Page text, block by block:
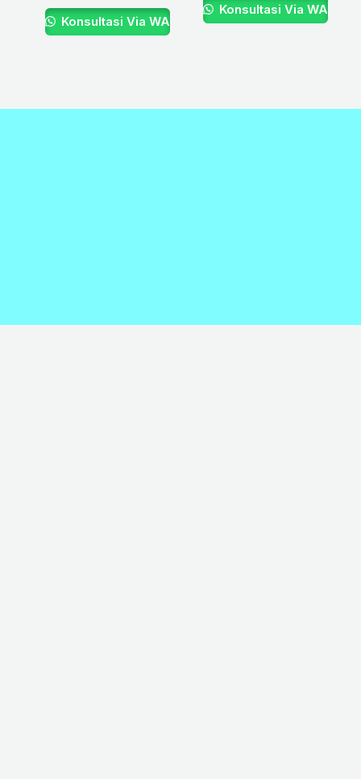
Konsultasi Via WA
Konsultasi Via WA